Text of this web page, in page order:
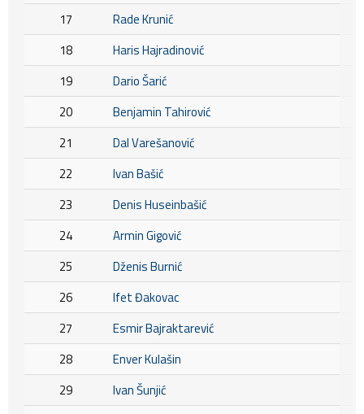
17
Rade Krunić
18
Haris Hajradinović
19
Dario Šarić
20
Benjamin Tahirović
21
Dal Varešanović
22
Ivan Bašić
23
Denis Huseinbašić
24
Armin Gigović
25
Dženis Burnić
26
Ifet Đakovac
27
Esmir Bajraktarević
28
Enver Kulašin
29
Ivan Šunjić